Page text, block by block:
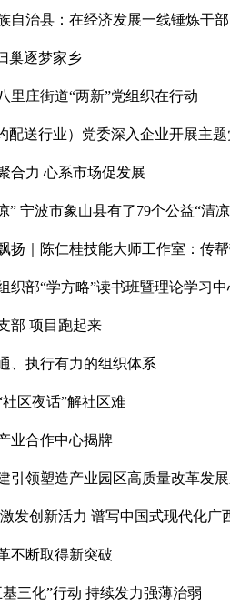
自治县：在经济发展一线锤炼干
巢逐梦家乡
里庄街道“两新”党组织在行动
配送行业）党委深入企业开展主
合力 心系市场促发展
” 宁波市象山县有了79个公益“清
扬｜陈仁桂技能大师工作室：传
织部“学方略”读书班暨理论学习
部 项目跑起来
、执行有力的组织体系
区夜话”解社区难
业合作中心揭牌
引领塑造产业园区高质量改革发
发创新活力 谱写中国式现代化广
不断取得新突破
三化”行动 持续发力强薄治弱